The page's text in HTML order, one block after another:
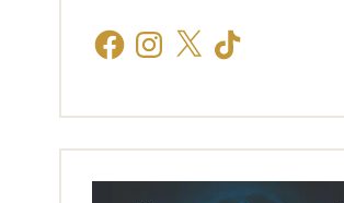
FacebookInstagram
X TikTok